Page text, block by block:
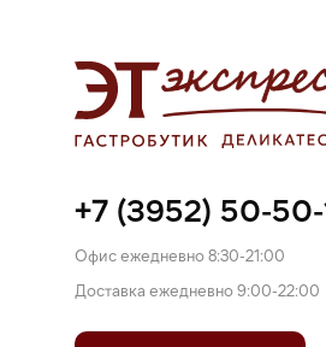
+7 (3952) 50-
Офис ежедневно 8:30-21:00
Доставка ежедневно 9:00-22:00